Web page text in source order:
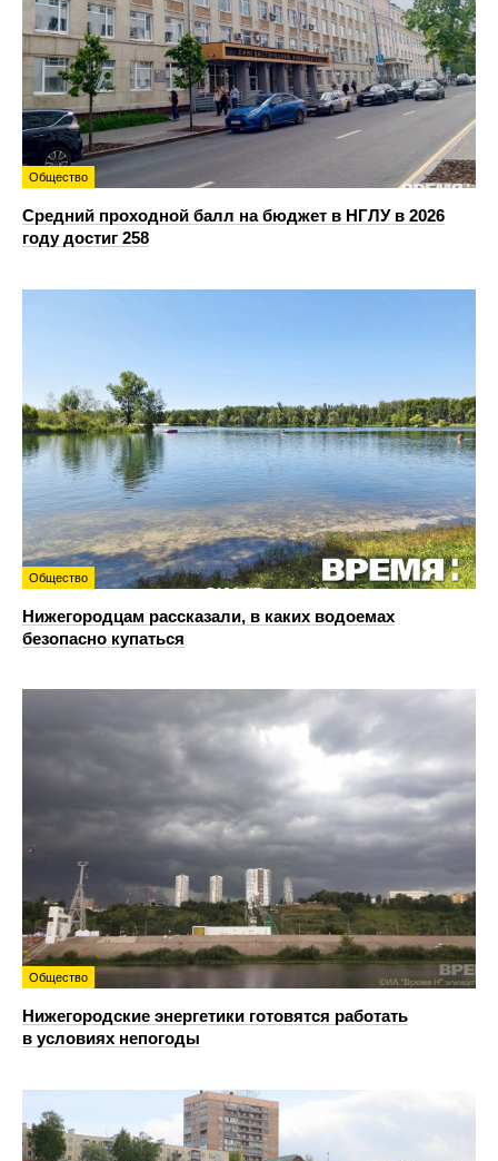
Общество
Средний проходной балл на бюджет в НГЛУ в 2026
году достиг 258
Общество
Нижегородцам рассказали, в каких водоемах
безопасно купаться
Общество
Нижегородские энергетики готовятся работать
в условиях непогоды